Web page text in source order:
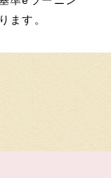
ます。